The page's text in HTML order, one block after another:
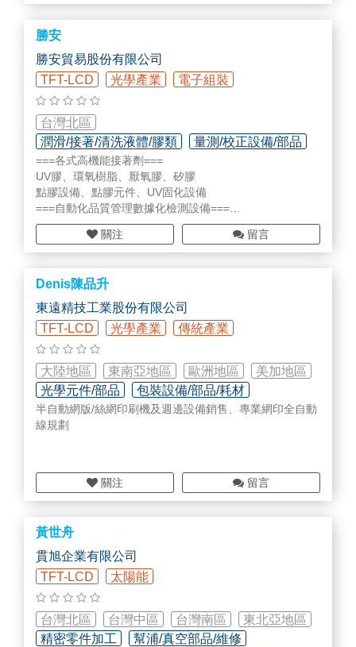
勝安
勝安貿易股份有限公司
TFT-LCD
光學產業 電子組裝
台灣北區
潤滑/接著/清洗液體/膠類
量測/校正設備/部品
檢測/監測設備/部品
===各式高機能接著劑===
UV膠、環氧樹脂、厭氧膠、矽膠
點膠設備、點膠元件、UV固化設備
===自動化品質管理數據化檢測設備===
UV膠固化程度檢測設備
表面改質程度檢測設備
關注 留言
Denis陳品升
東遠精技工業股份有限公司
TFT-LCD
光學產業 傳統產業
大陸地區 東南亞地區 歐洲地區
美加地區
光學元件/部品
包裝設備/部品/耗材
儀器設備維修/校正
半自動網版/絲網印刷機及週邊設備銷售、專業網印全自動
線規劃
關注 留言
黃世舟
貫旭企業有限公司
TFT-LCD
太陽能
台灣北區 台灣中區 台灣南區
東北亞地區
精密零件加工
幫浦/真空部品/維修